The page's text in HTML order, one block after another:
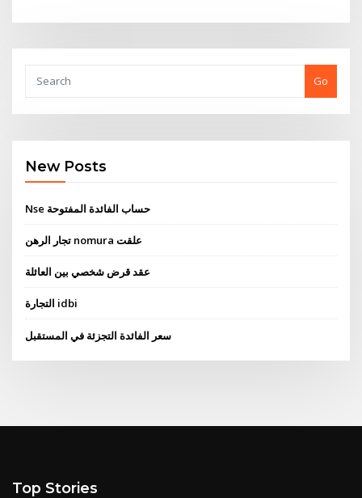
Go
New Posts
Nse حساب الفائدة المفتوحة
تجار الرهن nomura علقت
عقد قرض شخصي بين العائلة
التجارة idbi
سعر الفائدة التجزئة في المستقبل
Top Stories